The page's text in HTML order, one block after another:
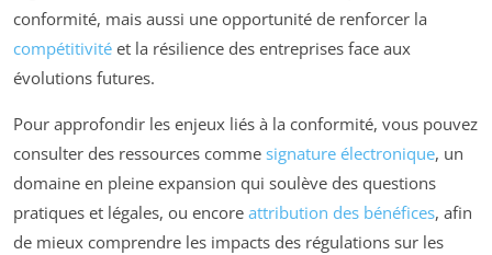
conformité, mais aussi une opportunité de renforcer la
compétitivité et la résilience des entreprises face aux
évolutions futures.
Pour approfondir les enjeux liés à la conformité, vous pouvez
consulter des ressources comme signature électronique, un
domaine en pleine expansion qui soulève des questions
pratiques et légales, ou encore attribution des bénéfices, afin
de mieux comprendre les impacts des régulations sur les